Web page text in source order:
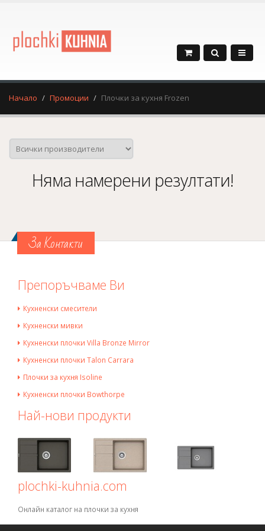
Начало Промоции Плочки за кухня Frozen
Няма намерени резултати!
За Контакти
Препоръчваме Ви
Кухненски смесители
Кухненски мивки
Кухненски плочки Villa Bronze Mirror
Кухненски плочки Talon Carrara
Плочки за кухня Isoline
Кухненски плочки Bowthorpe
Най-нови продукти
plochki-kuhnia.com
Онлайн каталог на плочки за кухня